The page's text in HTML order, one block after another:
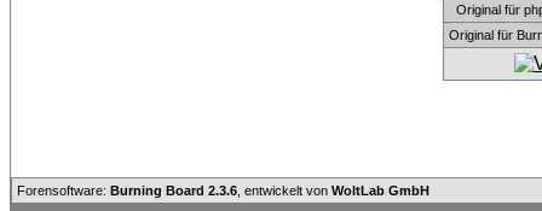
Original für
Original für
Forensoftware: Burning Board 2.3.6 , entwickelt von WoltLab GmbH